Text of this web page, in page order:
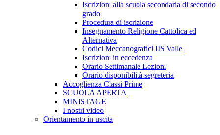
Iscrizioni alla scuola secondaria di secondo
grado
Procedura di iscrizione
Insegnamento Religione Cattolica ed
Alternativa
Codici Meccanografici IIS Valle
Iscrizioni in eccedenza
Orario Settimanale Lezioni
Orario disponibilità segreteria
Accoglienza Classi Prime
SCUOLA APERTA
MINISTAGE
I nostri video
Orientamento in uscita